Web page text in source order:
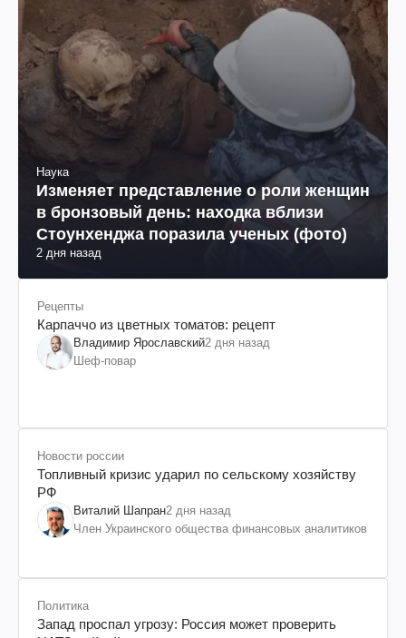
Наука
Изменяет представление о роли женщин
в бронзовый день: находка вблизи
Стоунхенджа поразила ученых (фото)
2 дня назад
Рецепты
Карпаччо из цветных томатов: рецепт
Владимир Ярославский2 дня назад
Шеф-повар
Новости россии
Топливный кризис ударил по сельскому хозяйству
РФ
Виталий Шапран2 дня назад
Член Украинского общества финансовых аналитиков
Политика
Запад проспал угрозу: Россия может проверить